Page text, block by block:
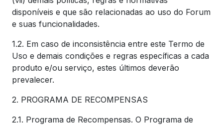
disponíveis e que são relacionadas ao uso do Forum
e suas funcionalidades.
1.2. Em caso de inconsistência entre este Termo de
Uso e demais condições e regras específicas a cada
produto e/ou serviço, estes últimos deverão
prevalecer.
2. PROGRAMA DE RECOMPENSAS
2.1. Programa de Recompensas. O Programa de